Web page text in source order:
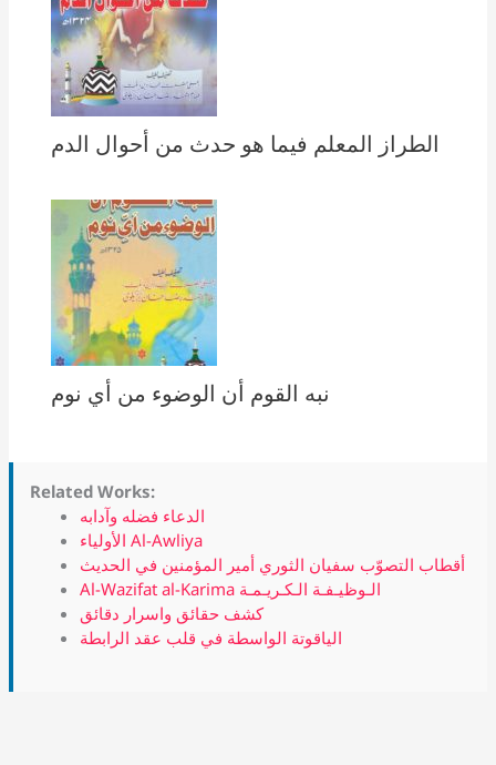
الطراز المعلم فيما هو حدث من أحوال الدم
نبه القوم أن الوضوء من أي نوم
Related Works:
الدعاء فضله وآدابه
الأولياء Al-Awliya
أقطاب التصوّب سفيان الثوري أمير المؤمنين في الحديث
Al-Wazifat al-Karima الـوظيـفـة الـكـريـمـة
كشف حقائق واسرار دقائق
الياقوتة الواسطة في قلب عقد الرابطة